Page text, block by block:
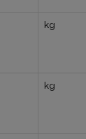
kg
kg